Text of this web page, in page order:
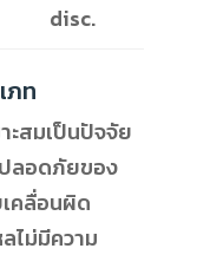
disc.
ภท
ะสมเป็นปัจจัย
ลอดภัยของ
คลื่อนผิด
ไม่มีความ